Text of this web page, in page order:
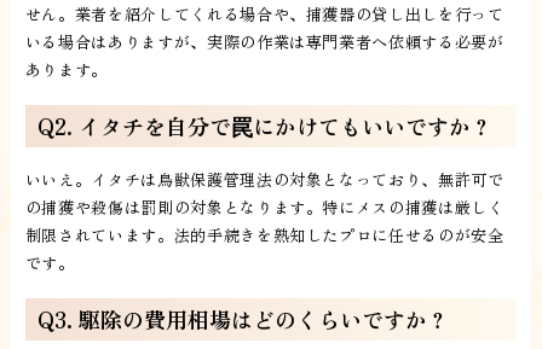
せん。業者を紹介してくれる場合や、捕獲器の貸し出しを行って
いる場合はありますが、実際の作業は専門業者へ依頼する必要が
あります。
Q2. イタチを自分で罠にかけてもいいですか？
いいえ。イタチは鳥獣保護管理法の対象となっており、無許可で
の捕獲や殺傷は罰則の対象となります。特にメスの捕獲は厳しく
制限されています。法的手続きを熟知したプロに任せるのが安全
です。
Q3. 駆除の費用相場はどのくらいですか？